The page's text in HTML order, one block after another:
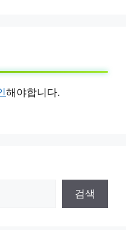
해야합니다.
검색